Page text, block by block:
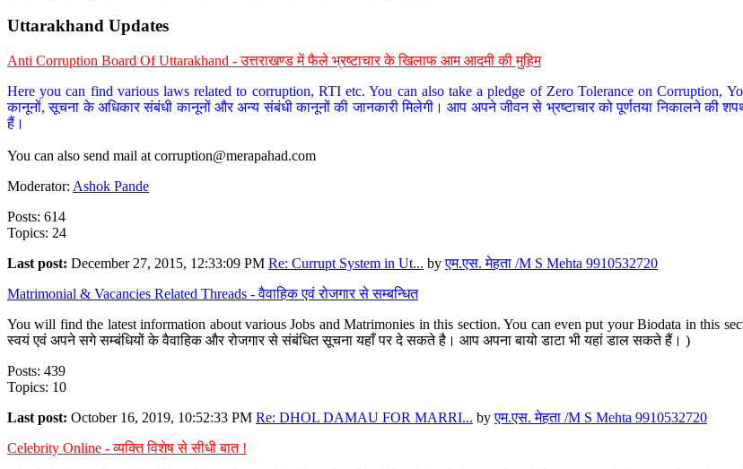
Uttarakhand Updates
Anti Corruption Board Of Uttarakhand - उत्तराखण्ड में फैले भ्रष्टाचार के खिलाफ आम आदमी की मुहिम
Here you can find various laws related to corruption, RTI etc. You can also take a pledge of Zero Tolerance on Corruption,
कानूनों, सूचना के अधिकार संबंधी कानूनों और अन्य संबंधी कानूनों की जानकारी मिलेगी। आप अपने जीवन से भ्रष्टाचार को पूर्णतया निकालने की
हैं।
You can also send mail at corruption@merapahad.com
Moderator: Ashok Pande
Posts: 614
Topics: 24
Last post: December 27, 2015, 12:33:09 PM Re: Currupt System in Ut... byएम.एस. मेहता /M S Mehta 9910532720
Matrimonial & Vacancies Related Threads - वैवाहिक एवं रोजगार से सम्बन्धित
You will find the latest information about various Jobs and Matrimonies in this section. You can even put your Biodata in this
स्वयं एवं अपने सगे सम्बंधियों के वैवाहिक और रोजगार से संबंधित सूचना यहाँ पर दे सकते है। आप अपना बायो डाटा भी यहां डाल सकते हैं। )
Posts: 439
Topics: 10
Last post: October 16, 2019, 10:52:33 PM Re: DHOL DAMAU FOR MARRI... byएम.एस. मेहता /M S Mehta 9910532720
Celebrity Online - व्यक्ति विशेष से सीधी बात !